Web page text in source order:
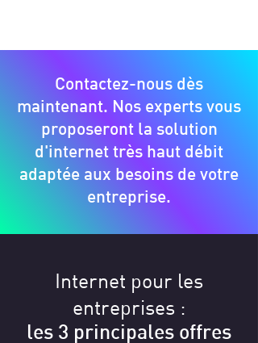
Contactez-nous dès
maintenant. Nos experts vous
proposeront la solution
d'internet très haut débit
adaptée aux besoins de votre
entreprise.
Internet pour les
entreprises :
les 3 principales offres